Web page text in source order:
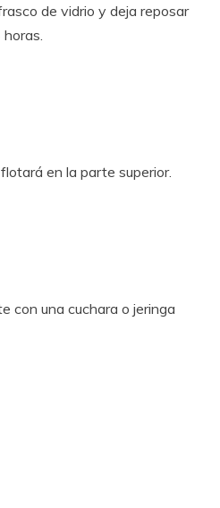
de vidrio y deja reposar
en la parte superior.
con una cuchara o jeringa